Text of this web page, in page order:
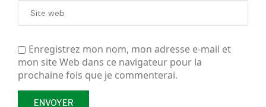
Enregistrez mon nom, mon adresse e-mail et
mon site Web dans ce navigateur pour la
prochaine fois que je commenterai.